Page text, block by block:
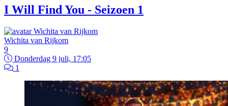
I Will Find You - Seizoen 1
Wichita van Rijkom
9
Donderdag 9 juli, 17:05
1